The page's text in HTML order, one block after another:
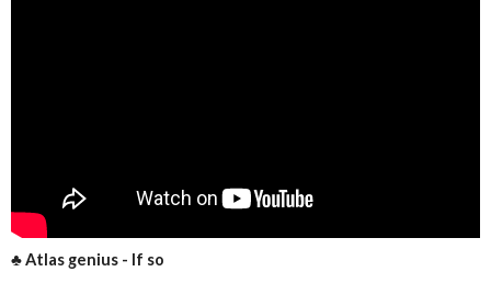
♣ Atlas genius - If so